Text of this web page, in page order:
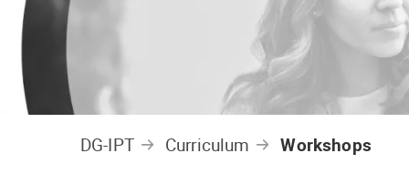
DG-IPT Curriculum Workshops